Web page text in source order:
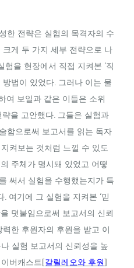
한 전략은 실험의 목격자의 수
게 두 가지 세부 전략으로 나
을 현장에서 직접 지켜본 ‘직
법이 있었다. 그러나 이는 물
여 보일과 같은 이들은 소위
략을 고안했다. 그들은 실험과
함으로써 보고서를 읽는 독자
켜보는 것처럼 느낄 수 있도
주체가 명시돼 있었고 어떻
써서 실험을 수행했는지가 특
여기에 그 실험을 지켜본 ‘믿
덧붙임으로써 보고서의 신뢰
한 후원자의 후원을 받고 이
실험 보고서의 신뢰성을 높
버캐스트[갈릴레오와 후원]